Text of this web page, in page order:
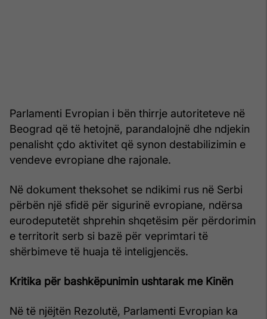
Parlamenti Evropian i bën thirrje autoriteteve në
Beograd që të hetojnë, parandalojnë dhe ndjekin
penalisht çdo aktivitet që synon destabilizimin e
vendeve evropiane dhe rajonale.
Në dokument theksohet se ndikimi rus në Serbi
përbën një sfidë për sigurinë evropiane, ndërsa
eurodeputetët shprehin shqetësim për përdorimin
e territorit serb si bazë për veprimtari të
shërbimeve të huaja të inteligjencës.
Kritika për bashkëpunimin ushtarak me Kinën
Në të njëjtën Rezolutë, Parlamenti Evropian ka